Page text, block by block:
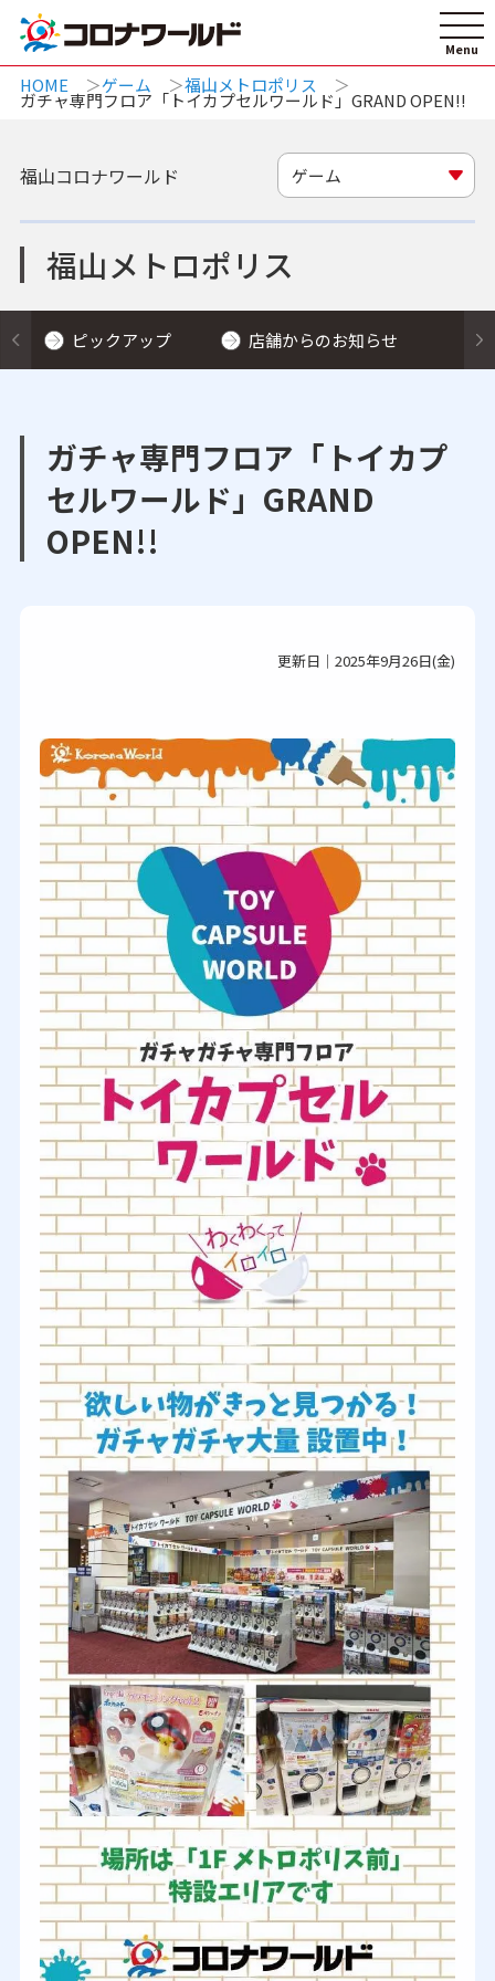
HOME ゲーム 福山メトロポリス
ガチャ専門フロア「トイカプセルワールド」GRAND OPEN!!
福山メトロポリス
福山コロナワールド ゲーム
ピックアップ 店舗からのお知らせ
ガチャ専門フロア「トイカプ
セルワールド」GRAND
OPEN!!
更新日｜2025年9月26日(金)